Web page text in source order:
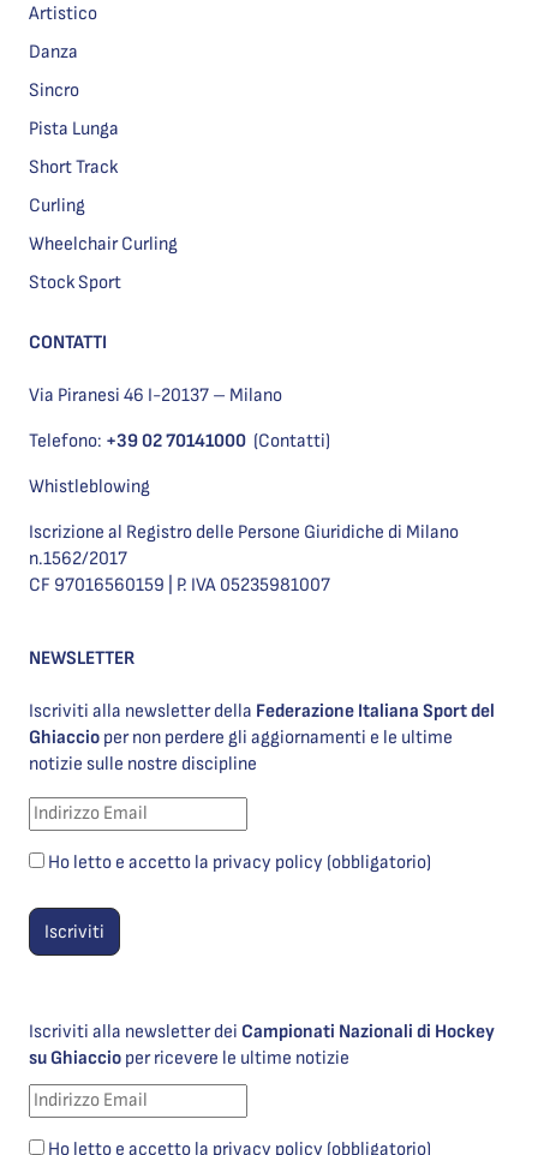
Artistico
Danza
Sincro
Pista Lunga
Short Track
Curling
Wheelchair Curling
Stock Sport
CONTATTI
Via Piranesi 46 I-20137 – Milano
Telefono: +39 02 70141000 (Contatti)
Whistleblowing
Iscrizione al Registro delle Persone Giuridiche di Milano
n.1562/2017
CF 97016560159 | P. IVA 05235981007
NEWSLETTER
Iscriviti alla newsletter della Federazione Italiana Sport del
Ghiaccio per non perdere gli aggiornamenti e le ultime
notizie sulle nostre discipline
Ho letto e accetto la privacy policy (obbligatorio)
Iscriviti alla newsletter dei Campionati Nazionali di Hockey
su Ghiaccio per ricevere le ultime notizie
Ho letto e accetto la privacy policy (obbligatorio)